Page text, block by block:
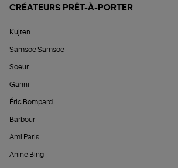
CRÉATEURS PRÊT-À-PORTER
Kujten
Samsoe Samsoe
Soeur
Ganni
Éric Bompard
Barbour
Ami Paris
Anine Bing